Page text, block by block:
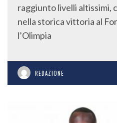
raggiunto livelli altissimi,
nella storica vittoria al
l’Olimpia
REDAZIONE